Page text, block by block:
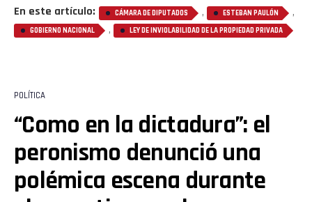
En este artículo: CÁMARA DE DIPUTADOS , ESTEBAN PAULÓN ,
GOBIERNO NACIONAL , LEY DE INVIOLABILIDAD DE LA PROPIEDAD PRIVADA
POLÍTICA
“Como en la dictadura”: el
peronismo denunció una
polémica escena durante